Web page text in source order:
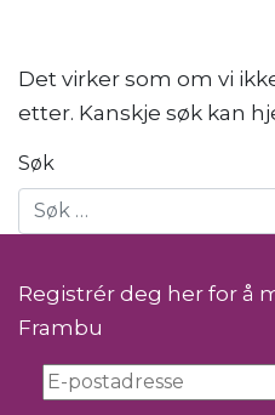
Det virker som om vi
etter. Kanskje søk kan
Søk
Registrér deg her for å
Frambu